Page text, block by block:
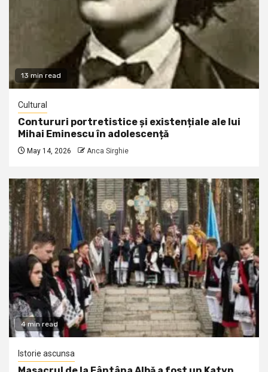
13 min read
Cultural
Contururi portretistice și existențiale ale lui
Mihai Eminescu în adolescență
May 14, 2026 Anca Sirghie
4 min read
Istorie ascunsa